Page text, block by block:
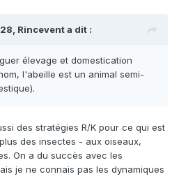
Rinceventa dit :
élevage et domestication
l'abeille est un animal semi-
des stratégies R/K pour ce qui est
des insectes - aux oiseaux,
On a du succès avec les
je ne connais pas les dynamiques